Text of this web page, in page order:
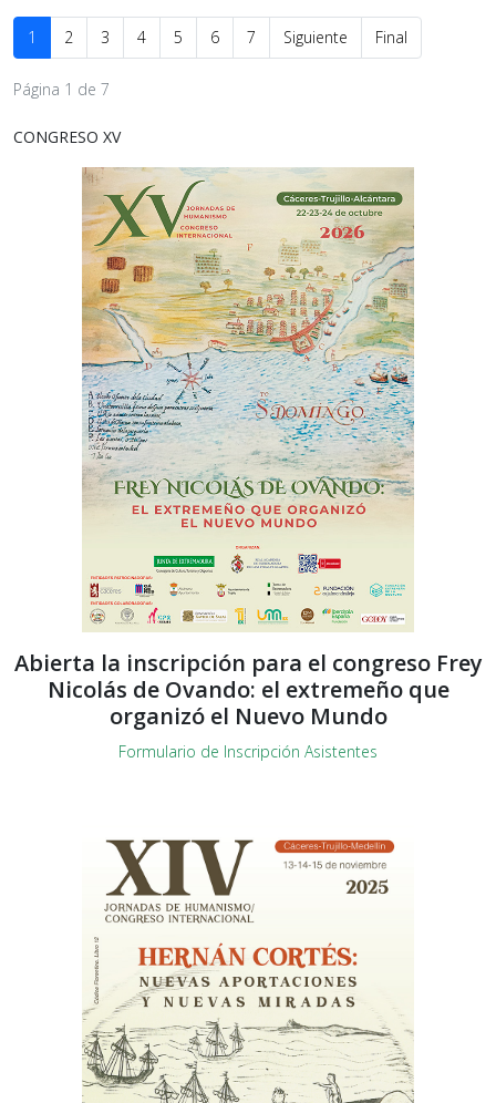
1 2 3 4 5 6 7 Siguiente Final
Página 1 de 7
CONGRESO XV
Abierta la inscripción para el congreso Frey
Nicolás de Ovando: el extremeño que
organizó el Nuevo Mundo
Formulario de Inscripción Asistentes